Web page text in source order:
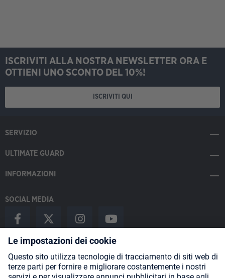
ISCRIVITI ALLA NOSTRA NEWSLETTER ORA E
OTTIENI UNO SCONTO DEL 10%!
ISCRIVITI QUI
SERVIZIO
ULTIMATE GUARD
INFORMAZIONI
SOCIAL MEDIA